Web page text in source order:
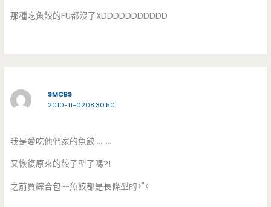
那種吃魚餃的FU都沒了XDDDDDDDDDDD
SMCBS
2010-11-0208:30:50
我是愛吃他們家的魚餃………
又恢復原來的餃子型了嗎?!
之前買綜合包~~魚餃都是長條型的>"<